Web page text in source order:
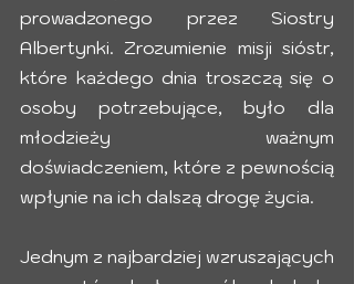
prowadzonego przez Siostry
Albertynki. Zrozumienie misji sióstr,
które każdego dnia troszczą się o
osoby potrzebujące, było dla
młodzieży ważnym
doświadczeniem, które z pewnością
wpłynie na ich dalszą drogę życia.
Jednym z najbardziej wzruszających